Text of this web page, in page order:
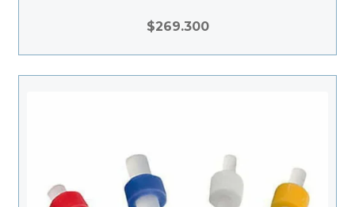
$269.300